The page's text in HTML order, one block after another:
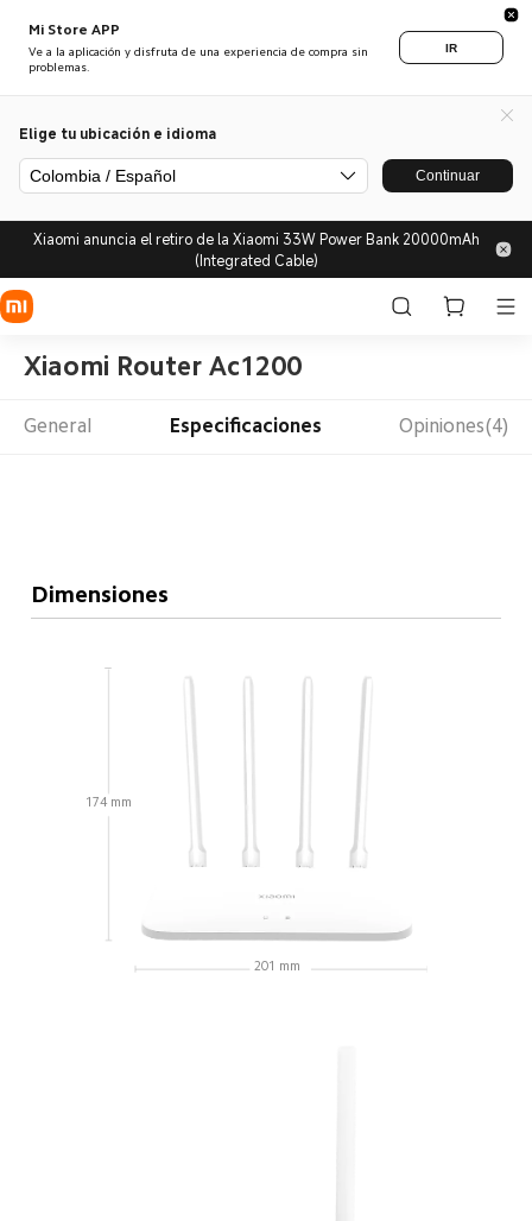
Mi Store APP
Ve a la aplicación y disfruta de una experiencia de compra sin
problemas.
IR
Elige tu ubicación e idioma
Colombia / Español Continuar
Xiaomi anuncia el retiro de la Xiaomi 33W Power Bank 20000mAh
(Integrated Cable)
Xiaomi Router Ac1200
General Especificaciones Opiniones(4)
Dimensiones
201 mm
174 mm